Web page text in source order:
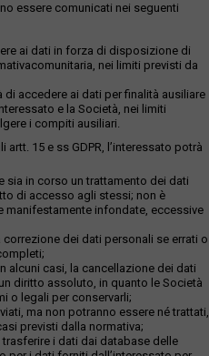
essere comunicati nei seguenti
ai dati in forza di disposizione di
nei limiti previsti da
accedere ai dati per finalità ausiliare
e la Società, nei limiti
i compiti ausiliari.
artt. 15 e ss GDPR, l’interessato potrà
sia in corso un trattamento dei dati
di accesso agli stessi; non è
manifestamente infondate, eccessive
dei dati personali se errati o
alcuni casi, la cancellazione dei dati
diritto assoluto, in quanto le Società
o legali per conservarli;
ma non potranno essere né trattati,
previsti dalla normativa;
i dati dai database delle